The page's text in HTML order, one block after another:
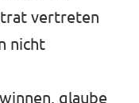
vertreten
nicht
glaube